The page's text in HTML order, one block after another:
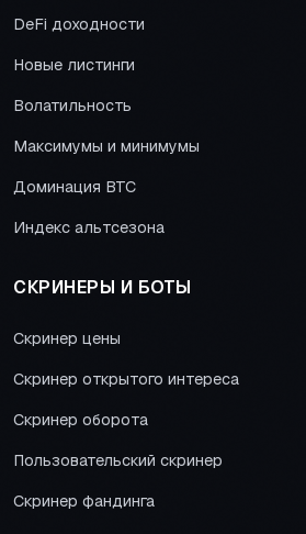
DeFi доходности
Новые листинги
Волатильность
Максимумы и минимумы
Доминация BTC
Индекс альтсезона
СКРИНЕРЫ И БОТЫ
Скринер цены
Скринер открытого интереса
Скринер оборота
Пользовательский скринер
Скринер фандинга